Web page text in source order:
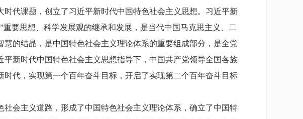
代课题，创立了习近平新时代中国特色社会主义思想。习近平新
要思想、科学发展观的继承和发展，是当代中国马克思主义、二
的结晶，是中国特色社会主义理论体系的重要组成部分，是全党
新时代中国特色社会主义思想指导下，中国共产党领导全国各族
代，实现第一个百年奋斗目标，开启了实现第二个百年奋斗目标
会主义道路，形成了中国特色社会主义理论体系，确立了中国特